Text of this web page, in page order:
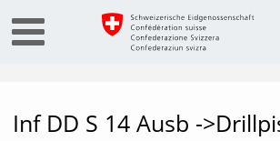
Inf DD S 14 Ausb -